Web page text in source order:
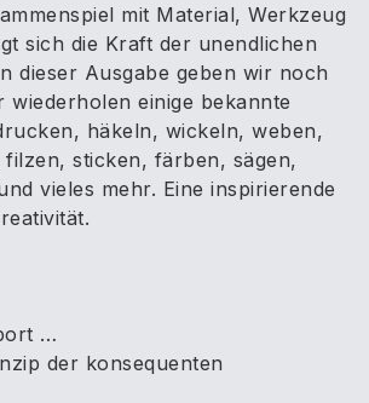
mit Material, Werkzeug
sich die Kraft der unendlichen
dieser Ausgabe geben wir noch
wiederholen einige bekannte
häkeln, wickeln, weben,
filzen, sticken, färben, sägen,
vieles mehr. Eine inspirierende
…
der konsequenten